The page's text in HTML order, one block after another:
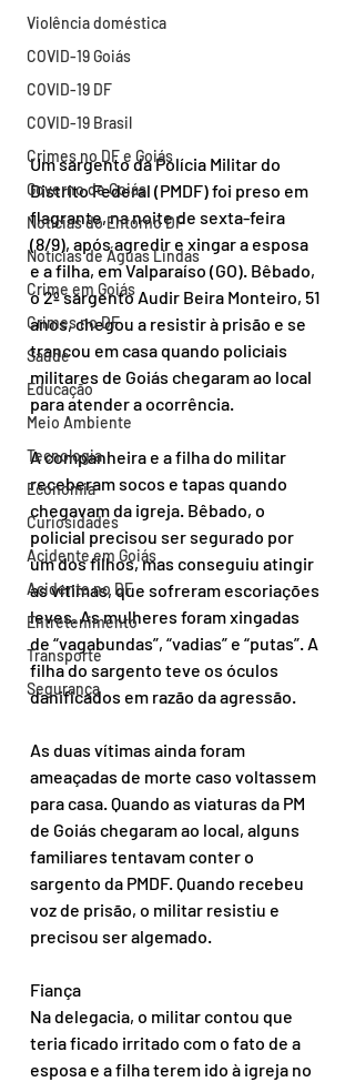
Violência doméstica
COVID-19 Goiás
COVID-19 DF
COVID-19 Brasil
Crimes no DF e Goiás
Governo de Goiás
Notícias do Entorno DF
Notícias de Águas Lindas
Crime em Goiás
Crimes no DF
Saúde
Educação
Meio Ambiente
Tecnologia
Economia
Curiosidades
Acidente em Goiás
Acidente no DF
Entretenimento
Transporte
Segurança
Um sargento da Polícia Militar do
Distrito Federal (PMDF) foi preso em
flagrante, na noite de sexta-feira
(8/9), após agredir e xingar a esposa
e a filha, em Valparaíso (GO). Bêbado,
o 2º sargento Audir Beira Monteiro, 51
anos, chegou a resistir à prisão e se
trancou em casa quando policiais
militares de Goiás chegaram ao local
para atender a ocorrência.
A companheira e a filha do militar
receberam socos e tapas quando
chegavam da igreja. Bêbado, o
policial precisou ser segurado por
um dos filhos, mas conseguiu atingir
as vítimas, que sofreram escoriações
leves. As mulheres foram xingadas
de “vagabundas”, “vadias” e “putas”. A
filha do sargento teve os óculos
danificados em razão da agressão.
As duas vítimas ainda foram
ameaçadas de morte caso voltassem
para casa. Quando as viaturas da PM
de Goiás chegaram ao local, alguns
familiares tentavam conter o
sargento da PMDF. Quando recebeu
voz de prisão, o militar resistiu e
precisou ser algemado.
Fiança
Na delegacia, o militar contou que
teria ficado irritado com o fato de a
esposa e a filha terem ido à igreja no